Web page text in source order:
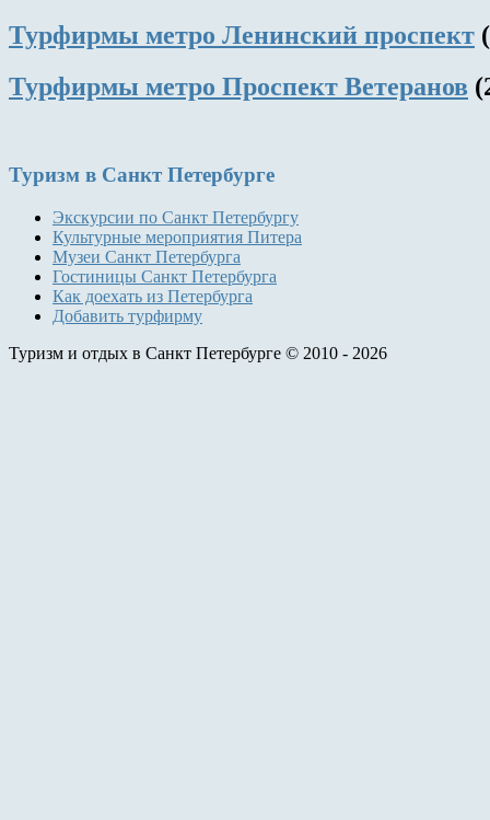
Турфирмы метро Ленинский проспект
Турфирмы метро Проспект Ветеранов
Туризм в Санкт Петербурге
Экскурсии по Санкт Петербургу
Культурные мероприятия Питера
Музеи Санкт Петербурга
Гостиницы Санкт Петербурга
Как доехать из Петербурга
Добавить турфирму
Туризм и отдых в Санкт Петербурге © 2010 - 2026